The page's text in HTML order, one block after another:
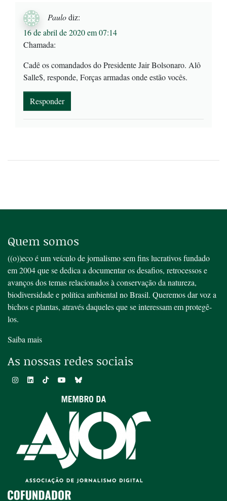
Paulodiz:
16 de abril de 2020 em 07:14
Chamada:
Cadê os comandados do Presidente Jair Bolsonaro. Alô
Salle$, responde, Forças armadas onde estão vocês.
Responder
Quem somos
((o))eco é um veículo de jornalismo sem fins lucrativos fundado
em 2004 que se dedica a documentar os desafios, retrocessos e
avanços dos temas relacionados à conservação da natureza,
biodiversidade e política ambiental no Brasil. Queremos dar voz a
bichos e plantas, através daqueles que se interessam em protegê-
los.
Saiba mais
As nossas redes sociais